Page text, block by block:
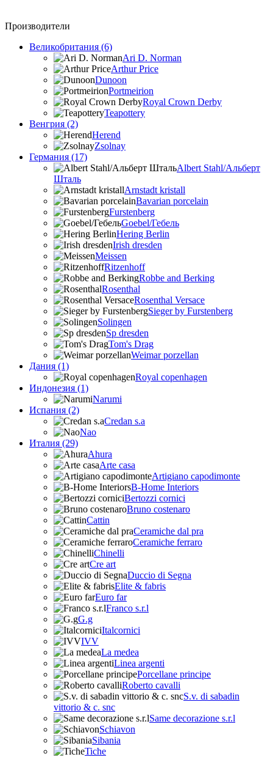
Производители
Великобритания (6)
Ari D. Norman
Arthur Price
Dunoon
Portmeirion
Royal Crown Derby
Teapottery
Венгрия (2)
Herend
Zsolnay
Германия (17)
Albert Stahl/Альбеpт
Шталь
Arnstadt kristall
Bavarian porcelain
Furstenberg
Goebel/Гебель
Hering Berlin
Irish dresden
Meissen
Ritzenhoff
Robbe and Berking
Rosenthal
Rosenthal Versace
Sieger by Furstenberg
Solingen
Sp dresden
Tom's Drag
Weimar porzellan
Дания (1)
Royal copenhagen
Индонезия (1)
Narumi
Испания (2)
Credan s.a
Nao
Италия (29)
Ahura
Arte casa
Artigiano capodimonte
B-Home Interiors
Bertozzi cornici
Bruno costenaro
Cattin
Ceramiche dal pra
Ceramiche ferraro
Chinelli
Cre art
Duccio di Segna
Elite & fabris
Euro far
Franco s.r.l
G.g
Italcornici
IVV
La medea
Linea argenti
Porcellane principe
Roberto cavalli
S.v. di sabadin
vittorio & c. snc
Same decorazione s.r.l
Schiavon
Sibania
Tiche